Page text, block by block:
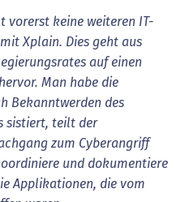
vorerst keine weiteren IT-
Xplain. Dies geht aus
auf einen
Man habe die
Bekanntwerden des
sistiert, teilt der
zum Cyberangriff
und dokumentiere
Applikationen, die vom